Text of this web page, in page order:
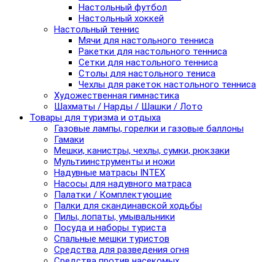
Настольный футбол
Настольный хоккей
Настольный теннис
Мячи для настольного тенниса
Ракетки для настольного тенниса
Сетки для настольного тенниса
Столы для настольного тениса
Чехлы для ракеток настольного тенниса
Художественная гимнастика
Шахматы / Нарды / Шашки / Лото
Товары для туризма и отдыха
Газовые лампы, горелки и газовые баллоны
Гамаки
Мешки, канистры, чехлы, сумки, рюкзаки
Мультиинструменты и ножи
Надувные матрасы INTEX
Насосы для надувного матраса
Палатки / Комплектующие
Палки для скандинавской ходьбы
Пилы, лопаты, умывальники
Посуда и наборы туриста
Спальные мешки туристов
Средства для разведения огня